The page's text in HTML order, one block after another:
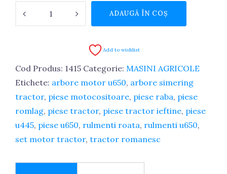
U650
ADAUGĂ ÎN COȘ
Add to wishlist
Cod Produs: 1415 Categorie: MASINI AGRICOLE
Etichete: arbore motor u650, arbore simering
tractor, piese motocositoare, piese raba, piese
romlag, piese tractor, piese tractor ieftine, piese
u445, piese u650, rulmenti roata, rulmenti u650,
set motor tractor, tractor romanesc